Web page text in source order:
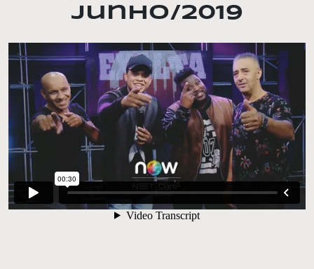
junho/2019